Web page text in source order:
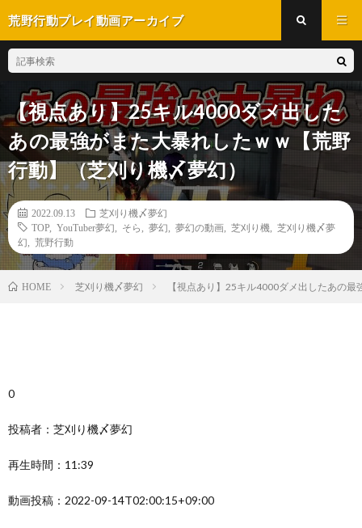
荒野行動プレイ動画アーカイブ
【視点あり】25キル4000ダメ出した
あの最強がまた大暴れしたｗｗ【荒野
行動】（芝刈り機〆夢幻）
2022.09.13
芝刈り機〆夢幻
TOP
YouTuber夢幻 そら 夢幻 夢幻の動画 芝刈り機
芝刈り機〆夢
幻
荒野行動
HOME 芝刈り機〆夢幻 【視点あり】25キル4000ダメ出したあの
0
投稿者：芝刈り機〆夢幻
再生時間：11:39
動画投稿：2022-09-14T02:00:15+09:00